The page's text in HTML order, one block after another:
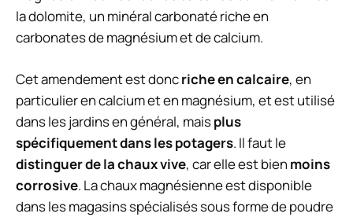
la dolomite, un minéral carbonaté riche en
carbonates de magnésium et de calcium.
Cet amendement est doncriche en calcaire, en
particulier en calcium et en magnésium, et est utilisé
dans les jardins en général, maisplus
spécifiquement dans les potagers. Il faut le
distinguer de la chaux vive, car elle est bien moins
corrosive. La chaux magnésienne est disponible
dans les magasins spécialisés sous forme de poudre